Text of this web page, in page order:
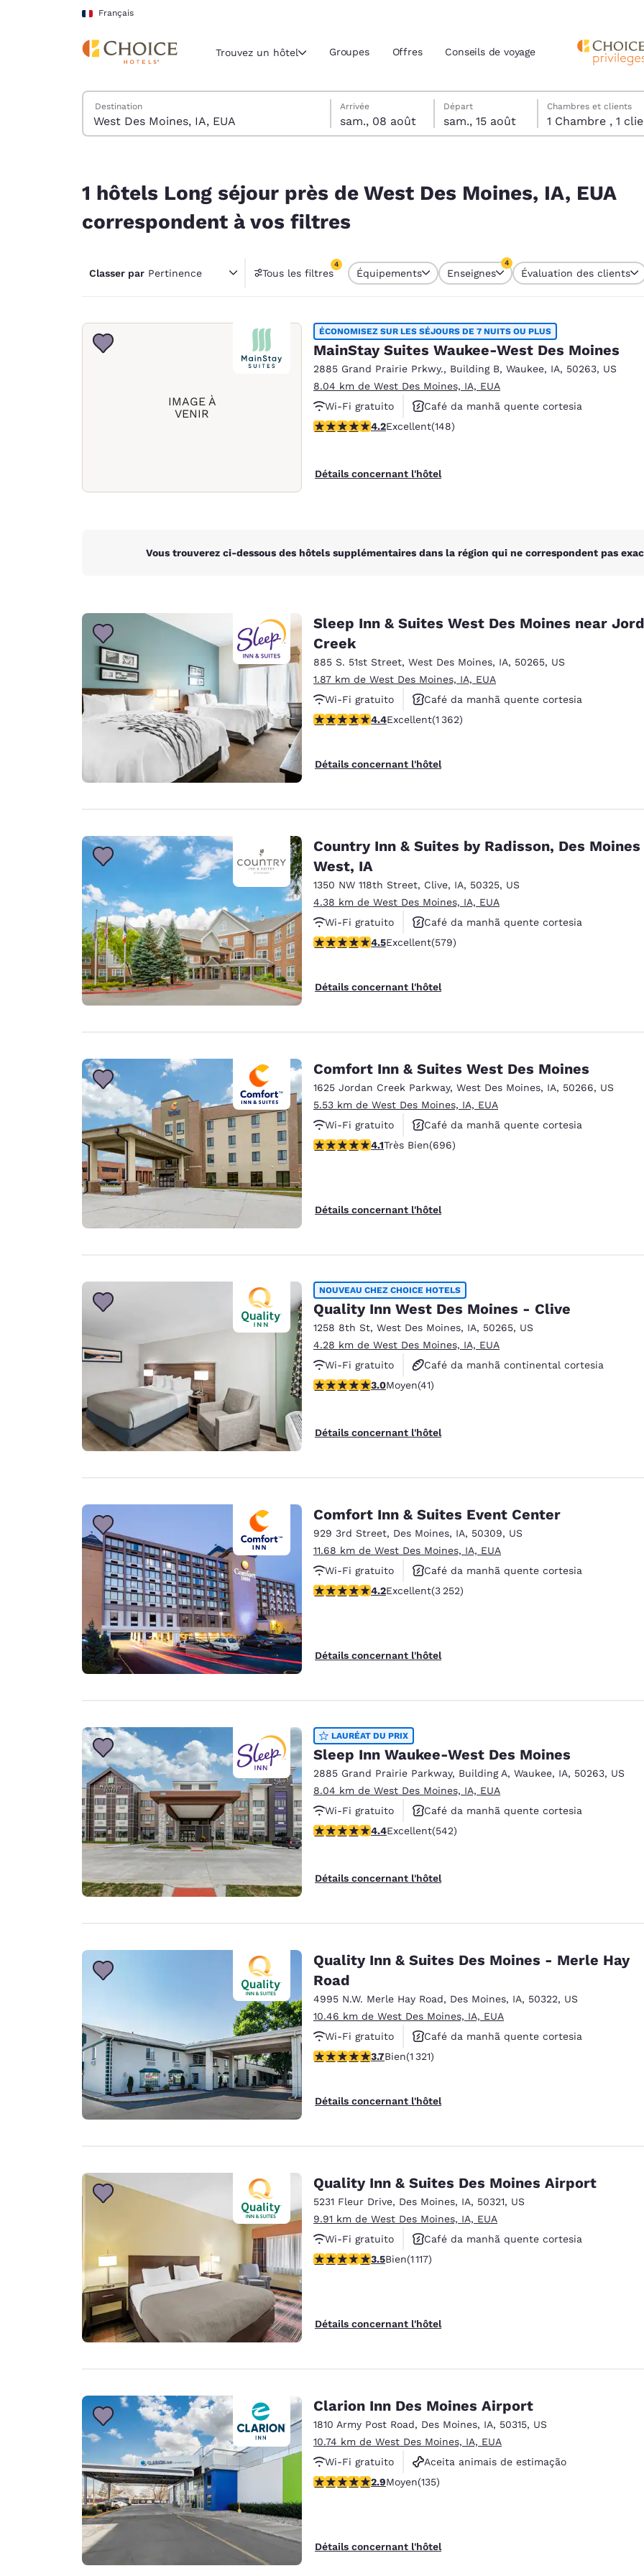
Sauter à Contenu Principal
Français
Région et lieu actuels
Amériques
United States
América Latina Latin America Canada
Canada México
Español
Europe
Deutschland Germany
English
Trouvez un hôtel Groupes Offres Conseils de voyage
Trouver des hôtels
Destination
samedi 8 août
Arrivée
sam., 08 août
samedi 15 août
Départ
sam., 15 août
samedi 15 août date de départ sélectionnée
samedi 8 août date d’arrivée sélectionnée
Chambres et clients
1 Chambre ,
1 hôtels Long séjour près de West Des Moines, IA, EUA
correspondent à vos filtres
Classer par Pertinence Tous les filtres
4
4 filtres sélectionnés
Équipements Enseignes
4
Évaluation des clients
IMAGE À
VENIR
ÉCONOMISEZ SUR LES SÉJOURS DE 7 NUITS OU PLUS
MainStay Suites Waukee-West Des Moines
2885 Grand Prairie Prkwy., Building B, Waukee, IA, 50263, US
8.04 km de West Des Moines, IA, EUA
Wi-Fi gratuito
Café da manhã quente cortesia
Aceita animais de estimação
4.23 étoiles. Excellent. 148 commentaires
4.2Excellent(148)
Détails concernant l'hôtel
Vous trouverez ci-dessous des hôtels supplémentaires dans la région qui ne correspondent pas
Sleep Inn & Suites West Des Moines near
Creek
885 S. 51st Street, West Des Moines, IA, 50265, US
1.87 km de West Des Moines, IA, EUA
Wi-Fi gratuito
Café da manhã quente cortesia
Aceita animais de estimação
4.41 étoiles. Excellent. 1362 commentaires
4.4Excellent(1 362)
Détails concernant l'hôtel
Country Inn & Suites by Radisson, Des Moines
West, IA
1350 NW 118th Street, Clive, IA, 50325, US
4.38 km de West Des Moines, IA, EUA
Wi-Fi gratuito
Café da manhã quente cortesia
Aceita animais de estimação
4.48 étoiles. Excellent. 579 commentaires
4.5Excellent(579)
Détails concernant l'hôtel
Comfort Inn & Suites West Des Moines
1625 Jordan Creek Parkway, West Des Moines, IA, 50266, US
5.53 km de West Des Moines, IA, EUA
Wi-Fi gratuito
Café da manhã quente cortesia
Não fumante
4.11 étoiles. Très Bien. 696 commentaires
4.1Très Bien(696)
Détails concernant l'hôtel
NOUVEAU CHEZ CHOICE HOTELS
Quality Inn West Des Moines - Clive
1258 8th St, West Des Moines, IA, 50265, US
4.28 km de West Des Moines, IA, EUA
Wi-Fi gratuito
Café da manhã continental cortesia
Aceita animais de estimação
3 étoiles. Moyen. 41 commentaires
3.0Moyen(41)
Détails concernant l'hôtel
Comfort Inn & Suites Event Center
929 3rd Street, Des Moines, IA, 50309, US
11.68 km de West Des Moines, IA, EUA
Wi-Fi gratuito
Café da manhã quente cortesia
Aceita animais de estimação
4.2 étoiles. Excellent. 3252 commentaires
4.2Excellent(3 252)
Détails concernant l'hôtel
LAURÉAT DU PRIX
Sleep Inn Waukee-West Des Moines
2885 Grand Prairie Parkway, Building A, Waukee, IA, 50263, US
8.04 km de West Des Moines, IA, EUA
Wi-Fi gratuito
Café da manhã quente cortesia
Aceita animais de estimação
4.42 étoiles. Excellent. 542 commentaires
4.4Excellent(542)
Détails concernant l'hôtel
Quality Inn & Suites Des Moines - Merle Hay
Road
4995 N.W. Merle Hay Road, Des Moines, IA, 50322, US
10.46 km de West Des Moines, IA, EUA
Wi-Fi gratuito
Café da manhã quente cortesia
Aceita animais de estimação
3.72 étoiles. Bien. 1321 commentaires
3.7Bien(1 321)
Détails concernant l'hôtel
Quality Inn & Suites Des Moines Airport
5231 Fleur Drive, Des Moines, IA, 50321, US
9.91 km de West Des Moines, IA, EUA
Wi-Fi gratuito
Café da manhã quente cortesia
Não fumante
3.47 étoiles. Bien. 1117 commentaires
3.5Bien(1 117)
Détails concernant l'hôtel
Clarion Inn Des Moines Airport
1810 Army Post Road, Des Moines, IA, 50315, US
10.74 km de West Des Moines, IA, EUA
Wi-Fi gratuito
Aceita animais de estimação
Não fumante
2.9 étoiles. Moyen. 135 commentaires
2.9Moyen(135)
Détails concernant l'hôtel